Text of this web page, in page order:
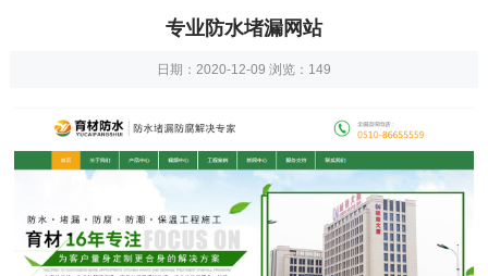
专业防水堵漏网站
日期：2020-12-09 浏览： 149